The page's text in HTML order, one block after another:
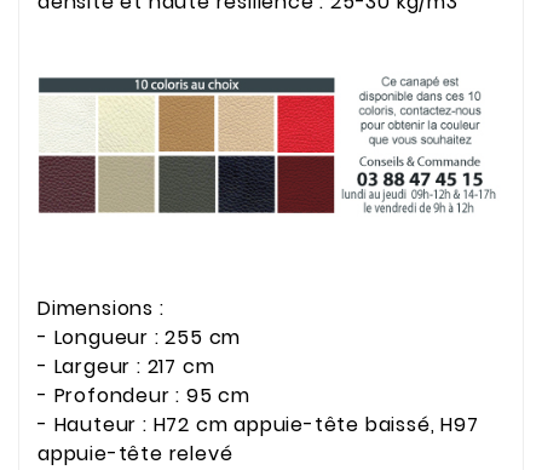
Dimensions :
- Longueur : 255 cm
- Largeur : 217 cm
- Profondeur : 95 cm
- Hauteur : H72 cm appuie-tête baissé, H97
appuie-tête relevé